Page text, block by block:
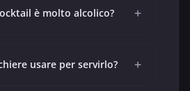
è molto alcolico? +
usare per servirlo? +